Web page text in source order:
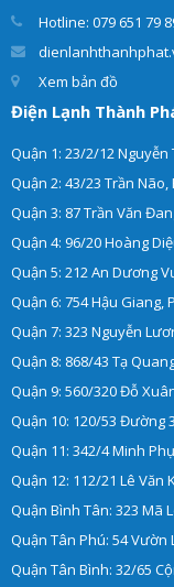
Hotline: 079 651 79
Xem bản đồ
Điện Lạnh Thành
Quận 1: 23/2/12 Nguyễn
Quận 2: 43/23 Trần
Quận 3: 87 Trần Văn
Quận 4: 96/20 Hoàng
Quận 5: 212 An Dương
Quận 6: 754 Hậu Giang,
Quận 7: 323 Nguyễn
Quận 8: 868/43 Tạ
Quận 9: 560/320 Đỗ
Quận 10: 120/53 Đường
Quận 11: 342/4 Minh
Quận 12: 112/21 Lê Văn
Quận Bình Tân: 323 Mã
Quận Tân Phú: 54 Vườn
Quận Tân Bình: 32/65